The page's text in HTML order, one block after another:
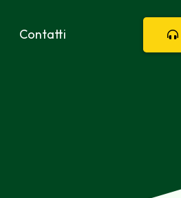
Contatti